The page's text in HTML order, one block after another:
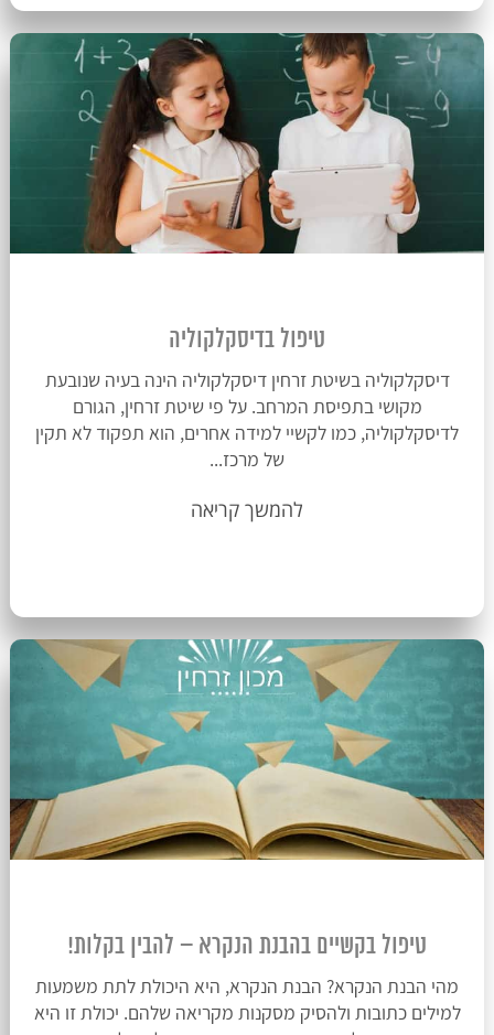
טיפול בדיסקלקוליה
דיסקלקוליה בשיטת זרחין דיסקלקוליה הינה בעיה שנובעת
מקושי בתפיסת המרחב. על פי שיטת זרחין, הגורם
לדיסקלקוליה, כמו לקשיי למידה אחרים, הוא תפקוד לא תקין
של מרכז...
להמשך קריאה
טיפול בקשיים בהבנת הנקרא – להבין בקלות!
מהי הבנת הנקרא? הבנת הנקרא, היא היכולת לתת משמעות
למילים כתובות ולהסיק מסקנות מקריאה שלהם. יכולת זו היא